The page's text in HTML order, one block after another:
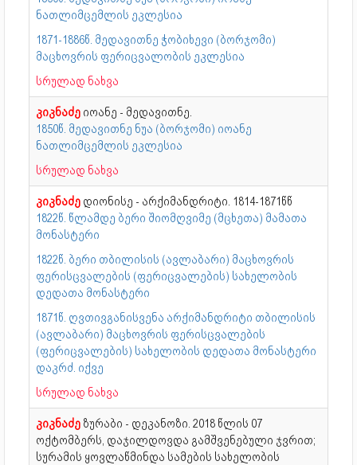
ნათლიმცემლის ეკლესია
1871-1886წ. მედავითნე ჭობიხევი (ბორჯომი)
მაცხოვრის ფერიცვალობის ეკლესია
სრულად ნახვა
კიკნაძე იოანე - მედავითნე.
1850წ. მედავითნე ნუა (ბორჯომი) იოანე
ნათლიმცემლის ეკლესია
სრულად ნახვა
კიკნაძე დიონისე - არქიმანდრიტი. 1814-1871წწ
1822წ. წლამდე ბერი შიომღვიმე (მცხეთა) მამათა
მონასტერი
1822წ. ბერი თბილისის (ავლაბარი) მაცხოვრის
ფერისცვალების (ფერიცვალების) სახელობის
დედათა მონასტერი
1871წ. ღვთივგანისვენა არქიმანდრიტი თბილისის
(ავლაბარი) მაცხოვრის ფერისცვალების
(ფერიცვალების) სახელობის დედათა მონასტერი
დაკრძ. იქვე
სრულად ნახვა
კიკნაძე ზურაბი - დეკანოზი. 2018 წლის 07
ოქტომბერს, დაჯილდოვდა გამშვენებული ჯვრით;
სურამის ყოვლაწმინდა სამების სახელობის